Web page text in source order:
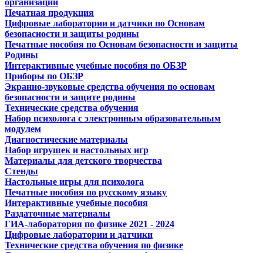
организаций
Печатная продукция
Цифровые лаборатории и датчики по Основам
безопасности и защиты родины
Печатные пособия по Основам безопасности и защиты
Родины
Интерактивные учебные пособия по ОБЗР
Приборы по ОБЗР
Экранно-звуковые средства обучения по основам
безопасности и защите родины
Технические средства обучения
Набор психолога с электронным образовательным
модулем
Диагностические материалы
Набор игрушек и настольных игр
Материалы для детского творчества
Стенды
Настольные игры для психолога
Печатные пособия по русскому языку
Интерактивные учебные пособия
Раздаточные материалы
ГИА-лаборатория по физике 2021 - 2024
Цифровые лаборатории и датчики
Технические средства обучения по физике